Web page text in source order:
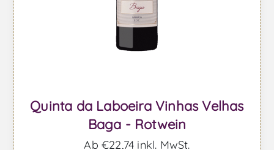
Quinta da Laboeira Vinhas Velhas
Baga - Rotwein
Ab €22,74 inkl. MwSt.